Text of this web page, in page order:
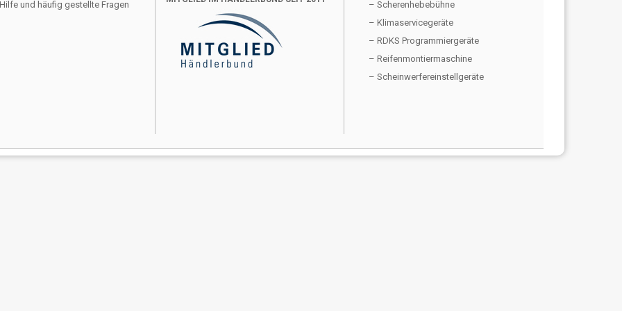
und häufig gestellte Fragen
– Scherenhebebühne
– Klimaservicegeräte
– RDKS Programmiergeräte
– Reifenmontiermaschine
– Scheinwerfereinstellgeräte